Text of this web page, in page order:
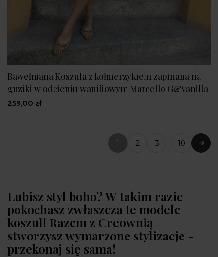
Bawełniana Koszula z kołnierzykiem zapinana na
guziki w odcieniu waniliowym Marcello G&Vanilla
259,00 zł
1(bieżąca
strona)
2 3 … 10
Lubisz styl boho? W takim razie
pokochasz zwłaszcza te modele
koszul! Razem z Creownią
stworzysz wymarzone stylizacje -
przekonaj się sama!